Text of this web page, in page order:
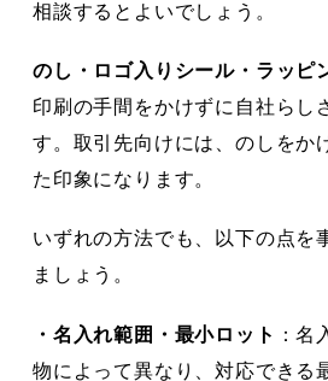
相談するとよいでしょう。
のし・ロゴ入りシール・ラッピ
印刷の手間をかけずに自社らし
す。取引先向けには、のしをか
た印象になります。
いずれの方法でも、以下の点を
ましょう。
・名入れ範囲・最小ロット
：名
物によって異なり、対応できる